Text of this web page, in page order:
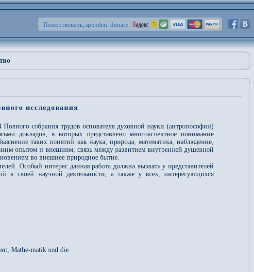
Пожертвовать, spenden, donate
исследования
собрания трудов основателя духовной науки (антропософии)
докладов, в которых представлено многоаспектное понимание
таких понятий как наука, природа, математика, наблюдение,
опытом и внешним, связь между развитием внутренней душевной
во внешнее природное бытие.
Особый интерес данная работа должна вызвать у представителей
в своей научной деятельности, а также у всех, интересующихся
Mathe-matik und die